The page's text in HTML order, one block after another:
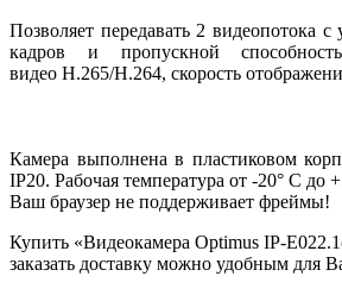
Позволяет передавать 2 видеопотока с
кадров и пропускной
видео H.265/H.264, скорость
Камера выполнена в пластиковом
IP20. Рабочая температура от -20° С до
Ваш браузер не поддерживает фреймы!
Купить «Видеокамера Optimus IP-
заказать доставку можно удобным для